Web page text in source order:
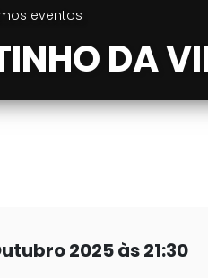
navegação
eventos
DA
2025 às 21:30